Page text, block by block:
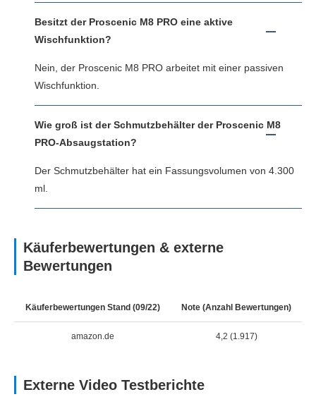
Besitzt der Proscenic M8 PRO eine aktive
Wischfunktion?
Nein, der Proscenic M8 PRO arbeitet mit einer passiven
Wischfunktion.
Wie groß ist der Schmutzbehälter der Proscenic M8
PRO-Absaugstation?
Der Schmutzbehälter hat ein Fassungsvolumen von 4.300
ml.
Käuferbewertungen & externe
Bewertungen
Käuferbewertungen Stand (09/22) Note (Anzahl Bewertungen)
amazon.de 4,2 (1.917)
Externe Video Testberichte